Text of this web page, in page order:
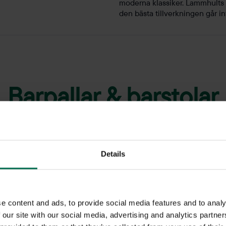
Details
content and ads, to provide social media features and to
site with our social media, advertising and analytics
moderna klassiker.
den bästa tillverkningen går
Barpallar & barstolar
barpallar och barstolar till bra priser. Vi har ett stort sortiment